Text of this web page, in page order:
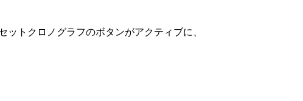
ットクロノグラフのボタンがアクティブに、